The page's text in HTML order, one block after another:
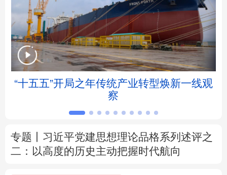
地方频道
北京 天津 河北 山西
辽宁 吉林 上海 江苏
浙江 安徽 福建 江西
河南 湖北
广东 广西 海南 重庆
“十五五”开局之年传统产业转型焕新一线观
察
专题丨 习近平党建思想理论品格系列述评之
二：以高度的历史主动把握时代航向